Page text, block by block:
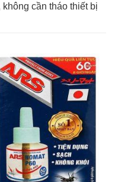
cần tháo thiết bị